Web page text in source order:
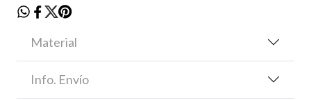
Material
Info. Envío